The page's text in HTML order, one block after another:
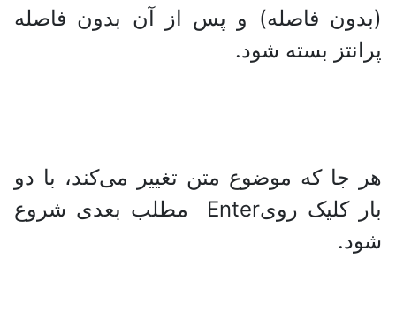
(بدون فاصله) و پس از آن بدون فاصله
پرانتز بسته شود.
هر جا که موضوع متن تغییر می‌کند، با دو
بار کلیک رویEnter مطلب بعدی شروع
شود.